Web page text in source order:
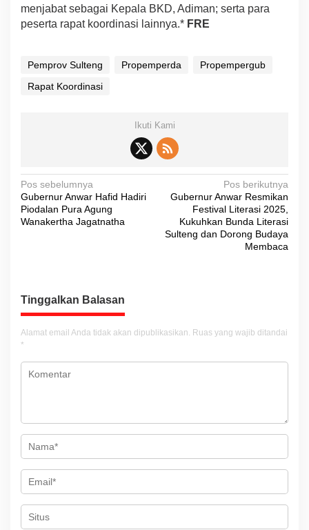
menjabat sebagai Kepala BKD, Adiman; serta para
peserta rapat koordinasi lainnya.* FRE
Pemprov Sulteng Propemperda
Propempergub
Rapat Koordinasi
Ikuti Kami
N
a
v
s
i
p
o
s
Pos sebelumnya
Gubernur Anwar Hafid Hadiri
Piodalan Pura Agung
Wanakertha Jagatnatha
Pos berikutnya
Gubernur Anwar Resmikan
Festival Literasi 2025,
Kukuhkan Bunda Literasi
Sulteng dan Dorong Budaya
Membaca
Tinggalkan Balasan
Alamat email Anda tidak akan dipublikasikan. Ruas yang wajib ditandai
*